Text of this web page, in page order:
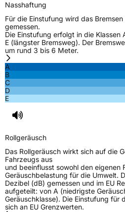
Nasshaftung
Für die Einstufung wird das
gemessen.
Die Einstufung erfolgt in die
E (längster Bremsweg). Der
um rund 3 bis 6 Meter.
A
B
C
D
E
Rollgeräusch
Das Rollgeräusch wirkt sich auf die
Fahrzeugs aus
und beeinflusst sowohl den eigenen
Geräuschbelastung für die Umwelt.
Dezibel (dB) gemessen und im EU
aufgeteilt: von A (niedrigste
Geräuschklasse). Die Einstufung für
sich an EU Grenzwerten.